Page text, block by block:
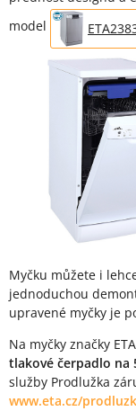
model
Myčku můžete i
jednoduchou
upravené myčky je
Na myčky značky
tlakové čerpadlo na
služby Prodlužka
www.eta.cz/